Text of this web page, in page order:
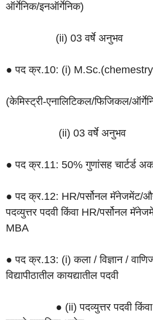
ऑर्गेनिक/इनऑर्गेनिक)
(ii) 03 वर्षे अनुभव
● पद क्र.10: (i)
(केमिस्ट्री-एनालिटिकल/फिजिकल/
(ii) 03 वर्षे अनुभव
● पद क्र.11: 50% गुणांसह चार्टर्ड
● पद क्र.12: HR/पर्सोनल मॅनेजमेंट/
पदव्युत्तर पदवी किंवा HR/पर्सोनल
MBA
● पद क्र.13: (i) कला / विज्ञान /
विद्यापीठातील कायद्यातील पदवी
● (ii) पदव्युत्तर पदवी किंवा